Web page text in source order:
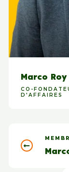
Marco Roy
CO-
D'AFFAIRES